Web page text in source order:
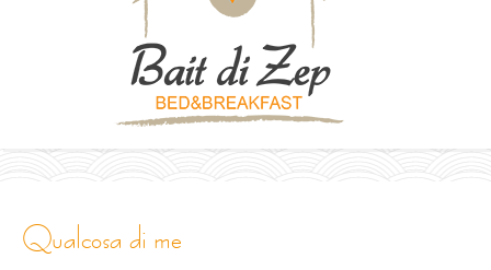
qualcosa di me